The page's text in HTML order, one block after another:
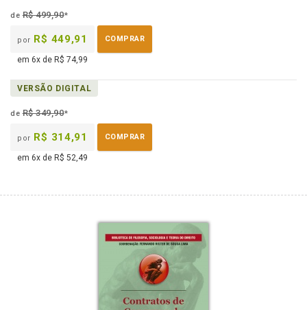
deR$ 499,90*
por R$ 449,91 COMPRAR
em 6x de R$ 74,99
VERSÃO DIGITAL
deR$ 349,90*
por R$ 314,91 COMPRAR
em 6x de R$ 52,49